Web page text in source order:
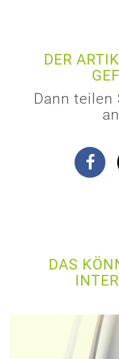
DER
Dann
DAS